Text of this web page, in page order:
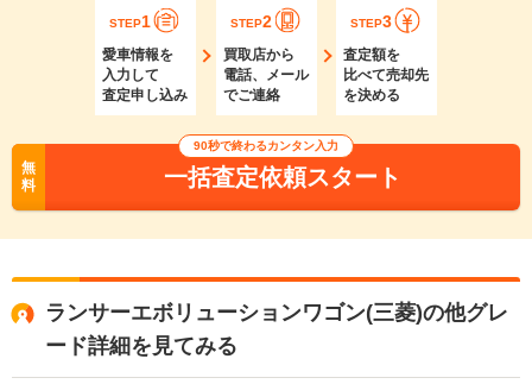
STEP1
愛車情報を
入力して
査定申し込み
STEP2
買取店から
電話、メール
でご連絡
STEP3
査定額を
比べて売却先
を決める
無
料
90秒で終わるカンタン入力
一括査定依頼スタート
ランサーエボリューションワゴン(三菱)の他グレ
ード詳細を見てみる